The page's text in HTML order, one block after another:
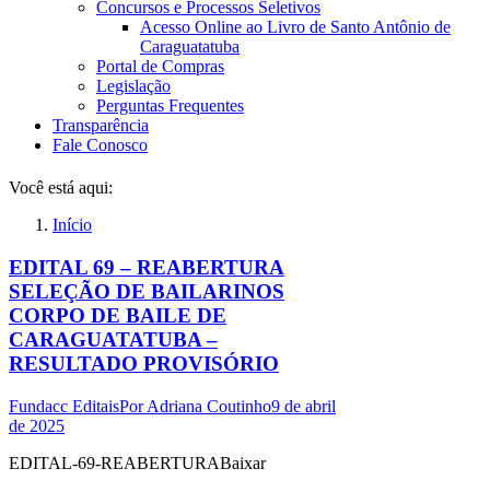
Concursos e Processos Seletivos
Acesso Online ao Livro de Santo Antônio de
Caraguatatuba
Portal de Compras
Legislação
Perguntas Frequentes
Transparência
Fale Conosco
Você está aqui:
Início
EDITAL 69 – REABERTURA
SELEÇÃO DE BAILARINOS
CORPO DE BAILE DE
CARAGUATATUBA –
RESULTADO PROVISÓRIO
Fundacc EditaisPorAdriana Coutinho9 de abril
de 2025
EDITAL-69-REABERTURABaixar